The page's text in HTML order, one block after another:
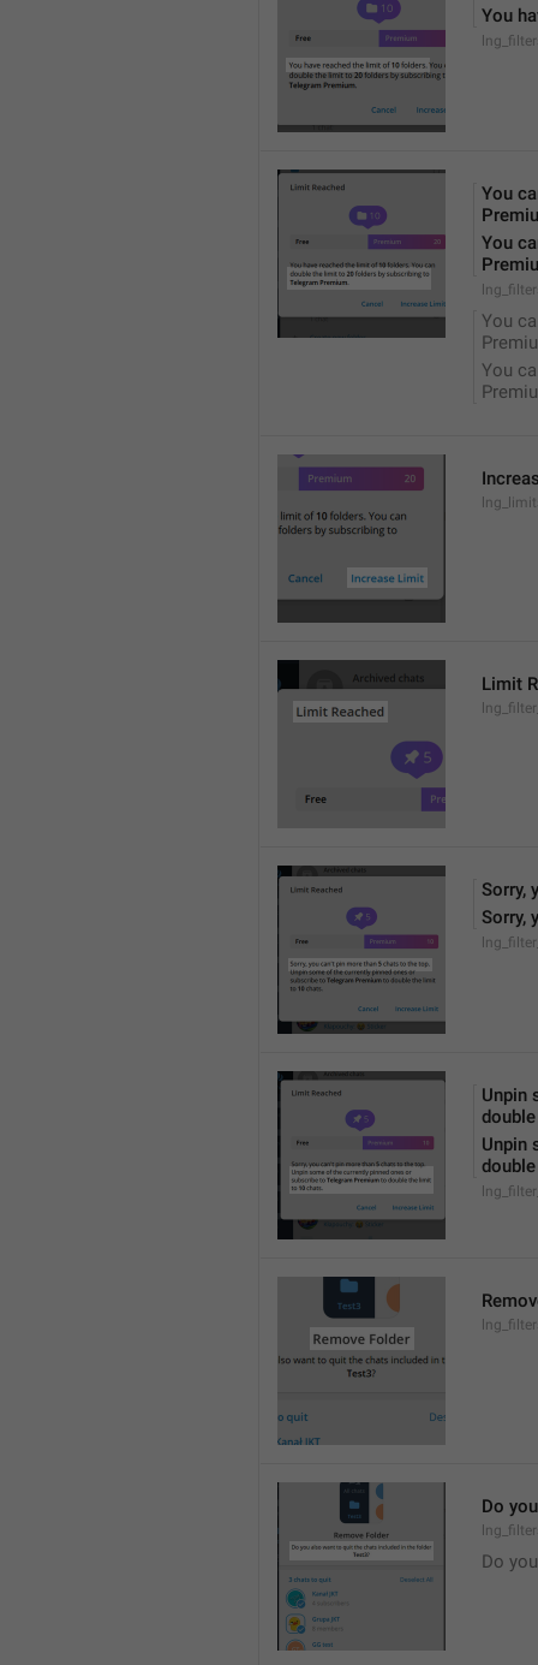
You
You
You
You
You
Limit
Sorry,
Sorry,
Unpin
Unpin
Do
Do